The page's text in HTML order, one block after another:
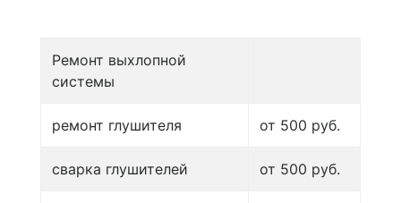
Ремонт выхлопной
системы
ремонт глушителя от 500 руб.
сварка глушителей от 500 руб.